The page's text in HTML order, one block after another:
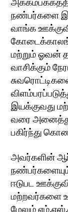
நண்பர்களை
வாங்க
மற்றும் ஓவன்
வாசிக்கும்
இயக்குவது
வரை அனைத்து
பகிர்ந்து
அவர்களின்
ஈடுபட
மற்றவர்களை